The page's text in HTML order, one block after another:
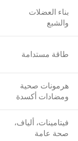
بناء العضلات
والشبع
طاقة مستدامة
هرمونات صحية
ومضادات أكسدة
فيتامينات، ألياف،
صحة عامة